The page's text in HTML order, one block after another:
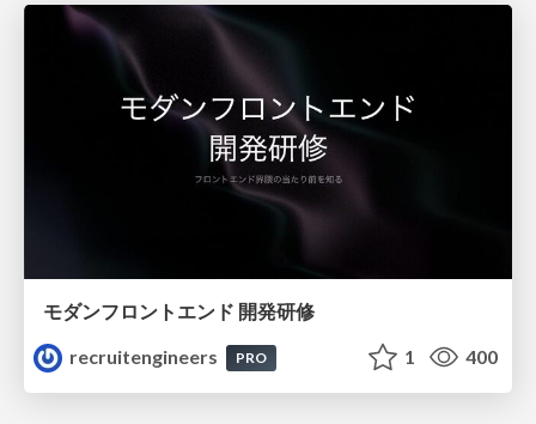
モダンフロントエンド 開発研修
recruitengineers
PRO 1 400